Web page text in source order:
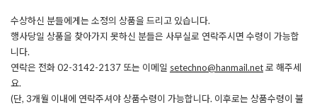
수상하신 분들에게는 소정의 상품을 드리고 있습니다.
행사당일 상품을 찾아가지 못하신 분들은 사무실로 연락주시면 수령이 가능합
니다.
연락은 전화 02-3142-2137 또는 이메일 setechno@hanmail.net로 해주세
요.
(단, 3개월 이내에 연락주셔야 상품수령이 가능합니다. 이후로는 상품수령이 불